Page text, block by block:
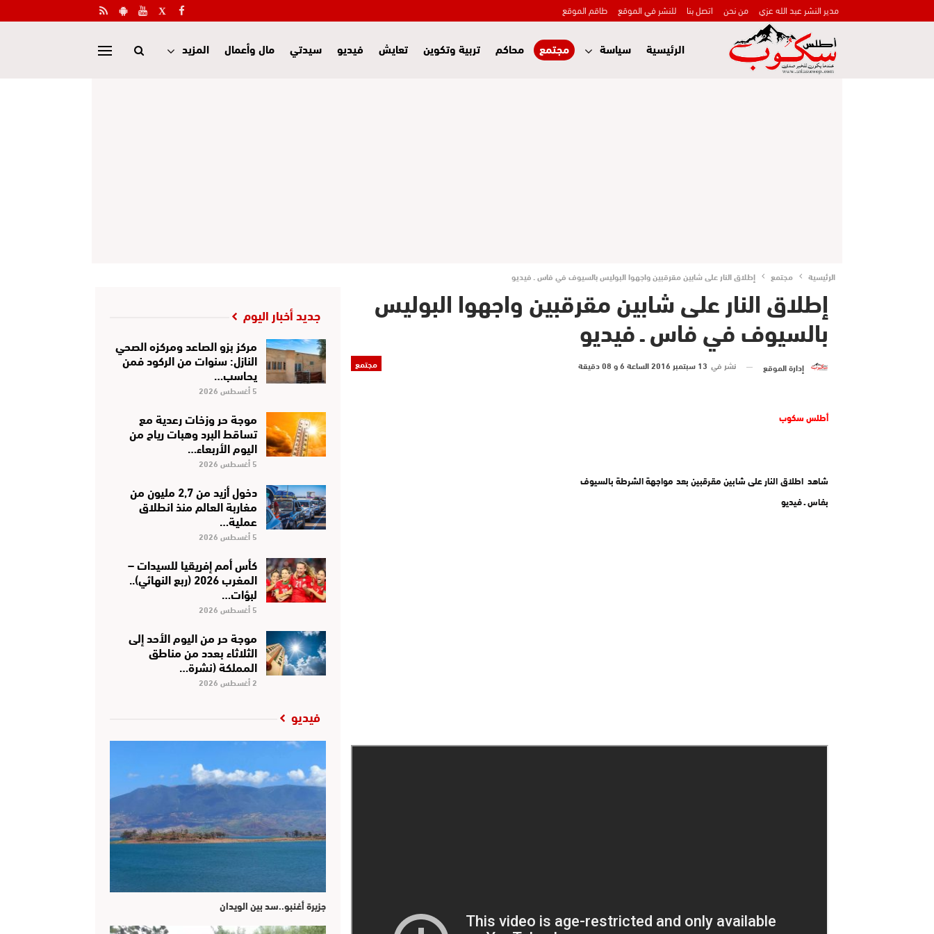
مدير النشر عبد الله عزي من نحن اتصل بنا للنشر في الموقع طاقم الموقع
الرئيسية سياسة مجتمع محاكم تربية وتكوين تعايش فيديو سيدتي مال وأعمال المزيد
الرئيسية مجتمع إطلاق النار على شابين مقرقبين واجهوا البوليس بالسيوف في فاس ـ فيديو
إطلاق النار على شابين مقرقبين واجهوا البوليس
بالسيوف في فاس ـ فيديو
مجتمع إدارة الموقع نشر في 13 سبتمبر 2016 الساعة 6 و 08 دقيقة
أطلس سكوب
شاهد اطلاق النار على شابين مقرقبين بعد مواجهة الشرطة بالسيوف
بفاس ـ فيديو‬‎
جديد أخبار اليوم
مركز بزو الصاعد ومركزه الصحي
النازل: سنوات من الركود فمن
يحاسب…
5 أغسطس 2026
موجة حر وزخات رعدية مع
تساقط البرد وهبات رياح من
اليوم الأربعاء…
5 أغسطس 2026
دخول أزيد من 2,7 مليون من
مغاربة العالم منذ انطلاق
عملية…
5 أغسطس 2026
كأس أمم إفريقيا للسيدات –
المغرب 2026 (ربع النهائي)..
لبؤات…
5 أغسطس 2026
موجة حر من اليوم الأحد إلى
الثلاثاء بعدد من مناطق
المملكة (نشرة…
2 أغسطس 2026
فيديو
جزيرة أغنبو..سد بين الويدان